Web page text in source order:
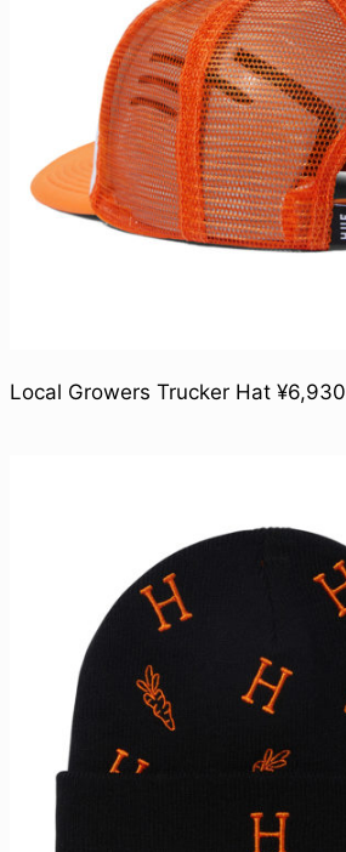
Local Growers Trucker Hat ¥6,930